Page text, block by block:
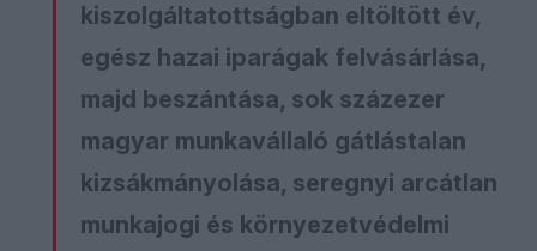
kiszolgáltatottságban eltöltött év,
egész hazai iparágak felvásárlása,
majd beszántása, sok százezer
magyar munkavállaló gátlástalan
kizsákmányolása, seregnyi arcátlan
munkajogi és környezetvédelmi